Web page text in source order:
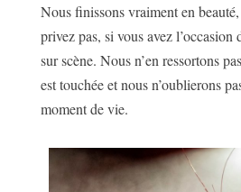
Nous finissons vraiment en
privez pas, si vous avez
sur scène. Nous n’en ressortons
est touchée et nous n’oublierons
moment de vie.